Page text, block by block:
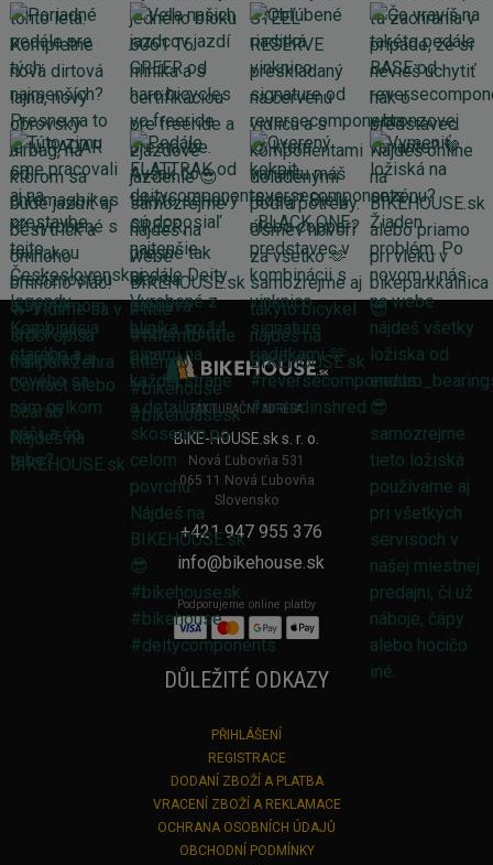
FAKTURAČNÍ ADRESA
BIKE-HOUSE.sk s. r. o.
Nová Ľubovňa 531
065 11 Nová Ľubovňa
Slovensko
+421 947 955 376
info@bikehouse.sk
Podporujeme online platby
DŮLEŽITÉ ODKAZY
PŘIHLÁŠENÍ
REGISTRACE
DODANÍ ZBOŽÍ A PLATBA
VRACENÍ ZBOŽÍ A REKLAMACE
OCHRANA OSOBNÍCH ÚDAJŮ
OBCHODNÍ PODMÍNKY